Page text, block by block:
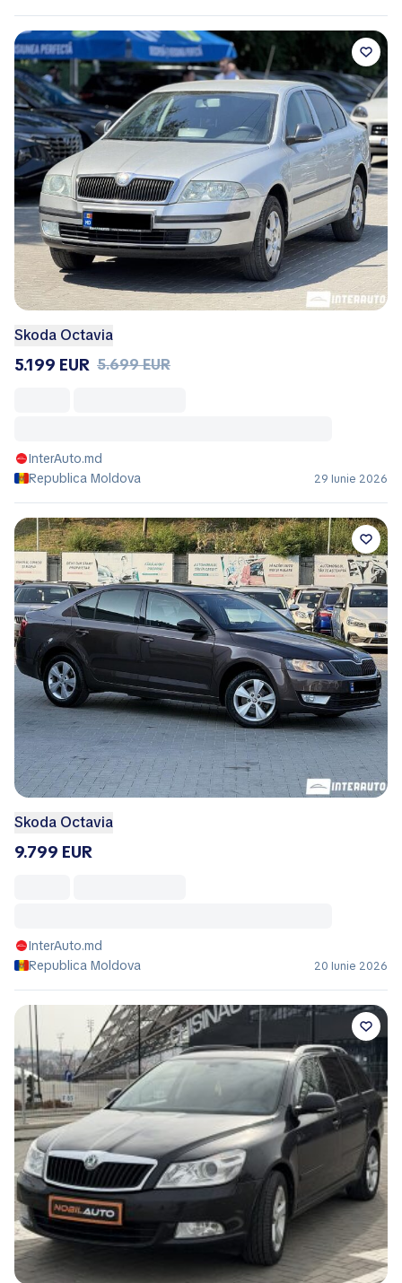
Skoda Octavia
5.199 EUR 5.699 EUR
InterAuto.md
Republica Moldova
29 Iunie 2026
Skoda Octavia
9.799 EUR
InterAuto.md
Republica Moldova
20 Iunie 2026